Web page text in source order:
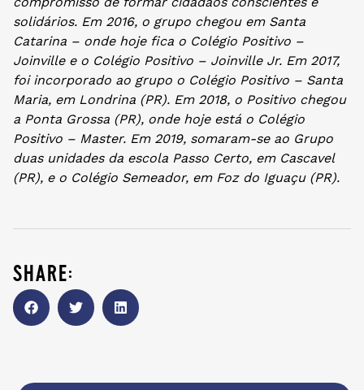
solidários. Em 2016, o grupo chegou em Santa
Catarina – onde hoje fica o Colégio Positivo –
Joinville e o Colégio Positivo – Joinville Jr. Em 2017,
foi incorporado ao grupo o Colégio Positivo – Santa
Maria, em Londrina (PR). Em 2018, o Positivo chegou
a Ponta Grossa (PR), onde hoje está o Colégio
Positivo – Master. Em 2019, somaram-se ao Grupo
duas unidades da escola Passo Certo, em Cascavel
(PR), e o Colégio Semeador, em Foz do Iguaçu (PR).
share: